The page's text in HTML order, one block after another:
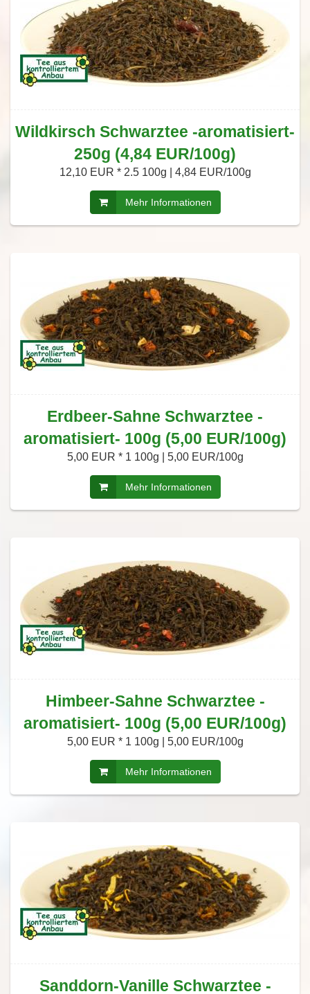
Wildkirsch Schwarztee -aromatisiert-
250g (4,84 EUR/100g)
12,10 EUR * 2.5 100g | 4,84 EUR/100g
Mehr Informationen
Erdbeer-Sahne Schwarztee -
aromatisiert- 100g (5,00 EUR/100g)
5,00 EUR * 1 100g | 5,00 EUR/100g
Mehr Informationen
Himbeer-Sahne Schwarztee -
aromatisiert- 100g (5,00 EUR/100g)
5,00 EUR * 1 100g | 5,00 EUR/100g
Mehr Informationen
Sanddorn-Vanille Schwarztee -